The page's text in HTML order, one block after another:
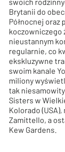
Brytanii do
Północnej oraz
koczowniczego
nieustannym
regularnie, co
ekskluzywne
swoim kanale
miliony
tak
Sisters w
Kolorado
Zamittello, a
Kew Gardens.